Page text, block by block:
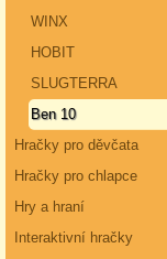
WINX
HOBIT
SLUGTERRA
Ben 10
Hračky pro děvčata
Hračky pro chlapce
Hry a hraní
Interaktivní hračky